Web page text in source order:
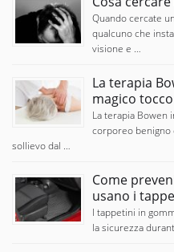
Quando cercate
qualcuno che
visione e …
La terapia
magico
La terapia Bowen
corporeo benigno
sollievo dal …
Come
usano i
I tappetini in
la sicurezza